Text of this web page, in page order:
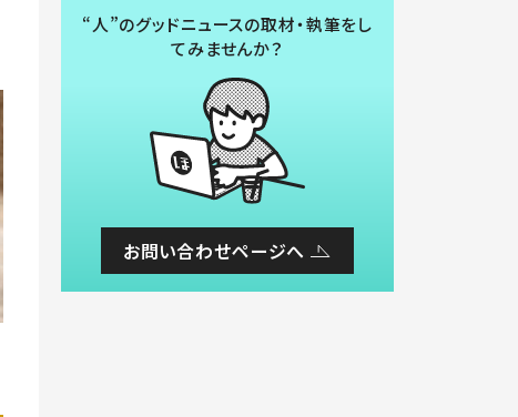
“人”のグッドニュースの取材・執筆をし
てみませんか？
お問い合わせページへ